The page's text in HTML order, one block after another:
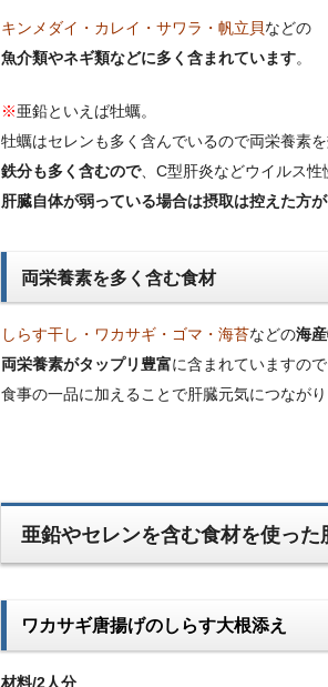
キンメダイ・カレイ・サワラ・帆立貝などの
魚介類やネギ類などに多く含まれています。
※亜鉛といえば牡蠣。
牡蠣はセレンも多く含んでいるので両栄養素
鉄分も多く含むので、C型肝炎などウイルス性
肝臓自体が弱っている場合は摂取は控えた方
両栄養素を多く含む食材
しらす干し・ワカサギ・ゴマ・海苔などの海
両栄養素がタップリ豊富に含まれていますので
食事の一品に加えることで肝臓元気につながり
亜鉛やセレンを含む食材を使っ
ワカサギ唐揚げのしらす大根添え
材料/2人分